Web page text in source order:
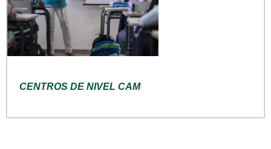
CENTROS DE NIVEL CAM